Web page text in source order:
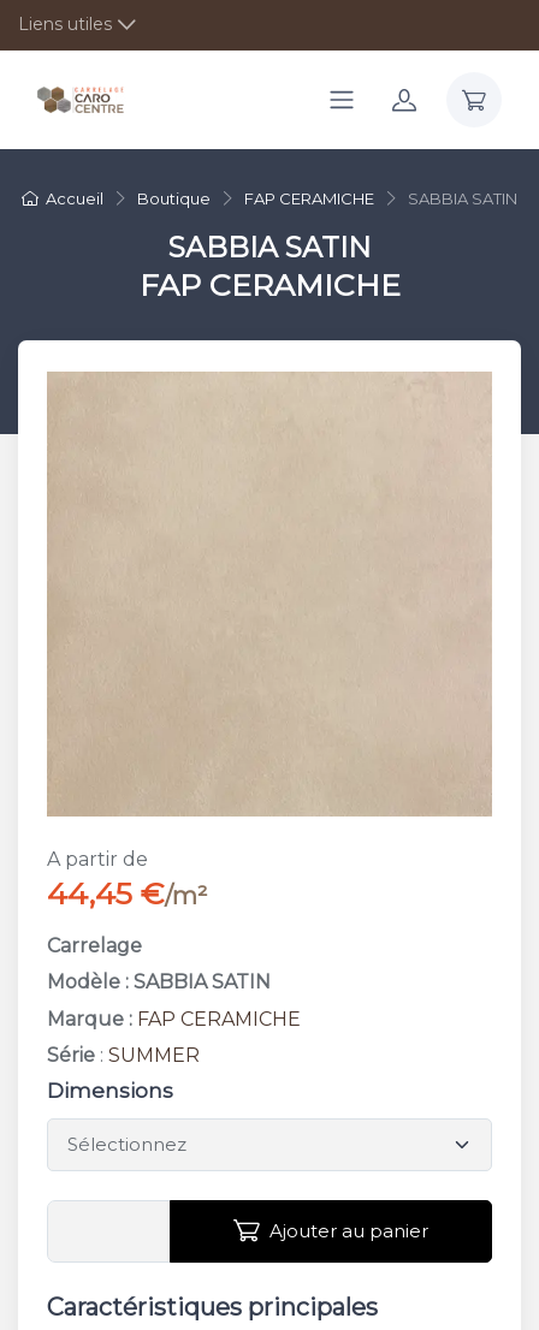
Liens utiles
Accueil Boutique FAP CERAMICHE SABBIA SATIN
SABBIA SATIN
FAP CERAMICHE
A partir de
44,45 €/m²
Carrelage
Modèle : SABBIA SATIN
Marque : FAP CERAMICHE
Série : SUMMER
Dimensions
Ajouter au panier
Caractéristiques principales